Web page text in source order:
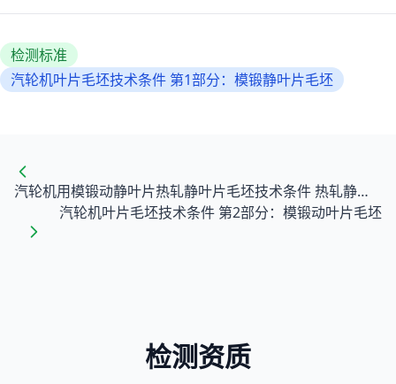
检测标准
汽轮机叶片毛坯技术条件 第1部分：模锻静叶片毛坯
汽轮机用模锻动静叶片热轧静叶片毛坯技术条件 热轧静叶毛坯
汽轮机叶片毛坯技术条件 第2部分：模锻动叶片毛坯
检测资质